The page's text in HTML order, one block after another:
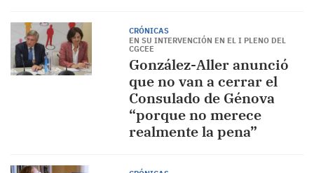
CRÓNICAS
EN SU INTERVENCIÓN EN EL I PLENO DEL
CGCEE
González-Aller anunció
que no van a cerrar el
Consulado de Génova
“porque no merece
realmente la pena”